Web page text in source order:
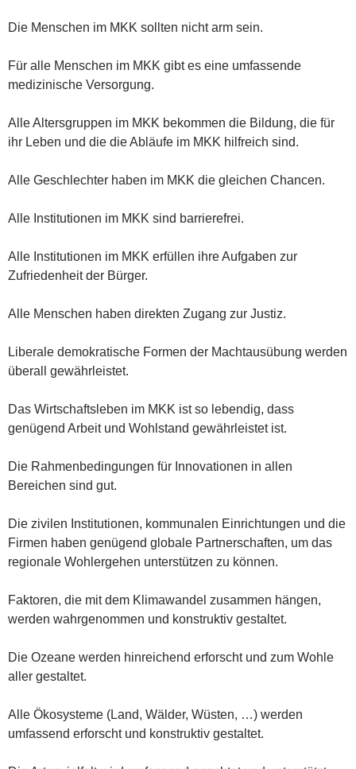
Die Menschen im MKK sollten nicht arm sein.
Für alle Menschen im MKK gibt es eine umfassende
medizinische Versorgung.
Alle Altersgruppen im MKK bekommen die Bildung, die für
ihr Leben und die die Abläufe im MKK hilfreich sind.
Alle Geschlechter haben im MKK die gleichen Chancen.
Alle Institutionen im MKK sind barrierefrei.
Alle Institutionen im MKK erfüllen ihre Aufgaben zur
Zufriedenheit der Bürger.
Alle Menschen haben direkten Zugang zur Justiz.
Liberale demokratische Formen der Machtausübung werden
überall gewährleistet.
Das Wirtschaftsleben im MKK ist so lebendig, dass
genügend Arbeit und Wohlstand gewährleistet ist.
Die Rahmenbedingungen für Innovationen in allen
Bereichen sind gut.
Die zivilen Institutionen, kommunalen Einrichtungen und die
Firmen haben genügend globale Partnerschaften, um das
regionale Wohlergehen unterstützen zu können.
Faktoren, die mit dem Klimawandel zusammen hängen,
werden wahrgenommen und konstruktiv gestaltet.
Die Ozeane werden hinreichend erforscht und zum Wohle
aller gestaltet.
Alle Ökosysteme (Land, Wälder, Wüsten, …) werden
umfassend erforscht und konstruktiv gestaltet.